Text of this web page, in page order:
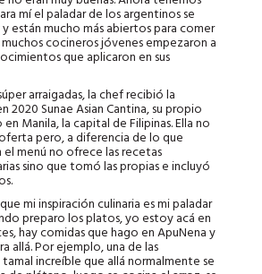
mí el paladar de los argentinos se
están mucho más abiertos para comer
cocineros jóvenes empezaron a
que aplicaron en sus
arraigadas, la chef recibió la
2020 Sunae Asian Cantina, su propio
Manila, la capital de Filipinas. Ella no
pero, a diferencia de lo que
el menú no ofrece las recetas
sino que tomó las propias e incluyó
mi inspiración culinaria es mi paladar
preparo los platos, yo estoy acá en
hay comidas que hago en ApuNena y
allá. Por ejemplo, una de las
increíble que allá normalmente se